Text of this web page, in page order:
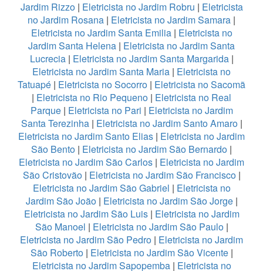
Jardim Rizzo| Eletricista no Jardim Robru | Eletricista
no Jardim Rosana | Eletricista no Jardim Samara |
Eletricista no Jardim Santa Emilia| Eletricista no
Jardim Santa Helena | Eletricista no Jardim Santa
Lucrecia| Eletricista no Jardim Santa Margarida|
Eletricista no Jardim Santa Maria | Eletricista no
Tatuapé | Eletricista no Socorro | Eletricista no Sacomã
| Eletricista no Rio Pequeno | Eletricista no Real
Parque| Eletricista no Pari | Eletricista no Jardim
Santa Terezinha| Eletricista no Jardim Santo Amaro|
Eletricista no Jardim Santo Elias | Eletricista no Jardim
São Bento | Eletricista no Jardim São Bernardo |
Eletricista no Jardim São Carlos | Eletricista no Jardim
São Cristovão| Eletricista no Jardim São Francisco|
Eletricista no Jardim São Gabriel | Eletricista no
Jardim São João| Eletricista no Jardim São Jorge|
Eletricista no Jardim São Luis| Eletricista no Jardim
São Manoel | Eletricista no Jardim São Paulo|
Eletricista no Jardim São Pedro | Eletricista no Jardim
São Roberto| Eletricista no Jardim São Vicente|
Eletricista no Jardim Sapopemba| Eletricista no